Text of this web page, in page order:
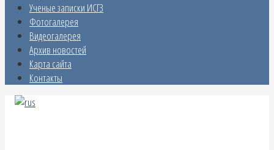
Ученые записки ИСГЗ
Фотогалерея
Видеогалерея
Архив новостей
Карта сайта
Контакты